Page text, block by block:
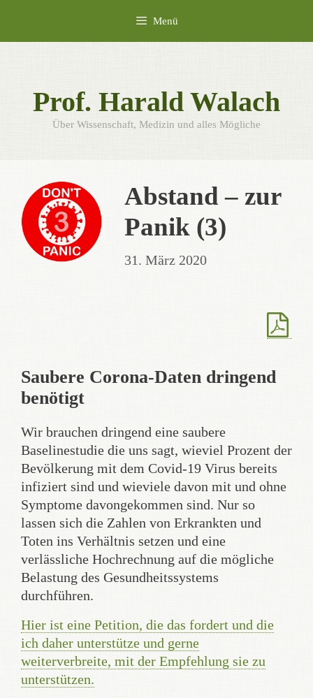
springen
Menü
Prof. Harald Walach
Über Wissenschaft, Medizin und alles Mögliche
Abstand – zur
Panik (3)
31. März 2020
Saubere Corona-Daten dringend
benötigt
Wir brauchen dringend eine saubere
Baselinestudie die uns sagt, wieviel Prozent der
Bevölkerung mit dem Covid-19 Virus bereits
infiziert sind und wieviele davon mit und ohne
Symptome davongekommen sind. Nur so
lassen sich die Zahlen von Erkrankten und
Toten ins Verhältnis setzen und eine
verlässliche Hochrechnung auf die mögliche
Belastung des Gesundheitssystems
durchführen.
Hier ist eine Petition, die das fordert und die
ich daher unterstütze und gerne
weiterverbreite, mit der Empfehlung sie zu
unterstützen.